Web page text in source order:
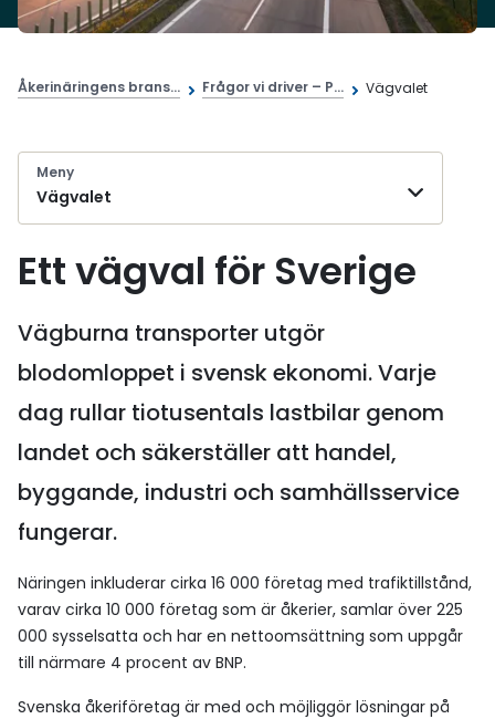
Åkerinäringens brans... Frågor vi driver – P... Vägvalet
Meny
Vägvalet
Ett vägval för Sverige
Vägburna transporter utgör
blodomloppet i svensk ekonomi. Varje
dag rullar tiotusentals lastbilar genom
landet och säkerställer att handel,
byggande, industri och samhällsservice
fungerar.
Näringen inkluderar cirka 16 000 företag med trafiktillstånd,
varav cirka 10 000 företag som är åkerier, samlar över 225
000 sysselsatta och har en nettoomsättning som uppgår
till närmare 4 procent av BNP.
Svenska åkeriföretag är med och möjliggör lösningar på